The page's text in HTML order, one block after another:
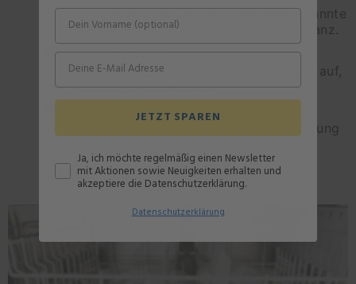
Speziell ausgewählte Tenside lösen eingebrannte
Speisereste und sorgen für streifenfreien Glanz.
Keinerlei Plastik:
Die Tabs lösen sich im Spülgang vollständig auf,
kein Auspacken erforderlich.
Wir verzichten bei der Inhaltsstoff-Formulierung
JETZT SPAREN
Ja, ich möchte regelmäßig einen Newsletter
mit Aktionen sowie Neuigkeiten erhalten und
akzeptiere die Datenschutzerklärung.
Datenschutzerklärung